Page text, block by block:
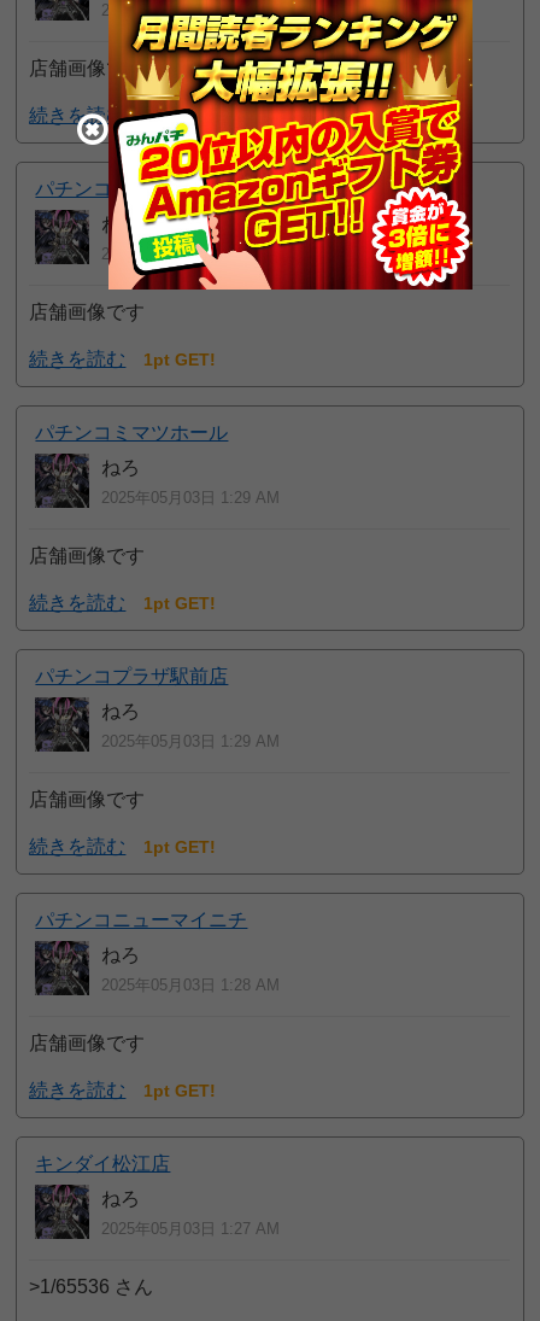
2025年05月03日 1:31 AM
店舗画像です
続きを読む 1pt GET!
パチンコローレル東千代田店
ねろ
2025年05月03日 1:30 AM
店舗画像です
続きを読む 1pt GET!
パチンコミマツホール
ねろ
2025年05月03日 1:29 AM
店舗画像です
続きを読む 1pt GET!
パチンコプラザ駅前店
ねろ
2025年05月03日 1:29 AM
店舗画像です
続きを読む 1pt GET!
パチンコニューマイニチ
ねろ
2025年05月03日 1:28 AM
店舗画像です
続きを読む 1pt GET!
キンダイ松江店
ねろ
2025年05月03日 1:27 AM
>1/65536 さん